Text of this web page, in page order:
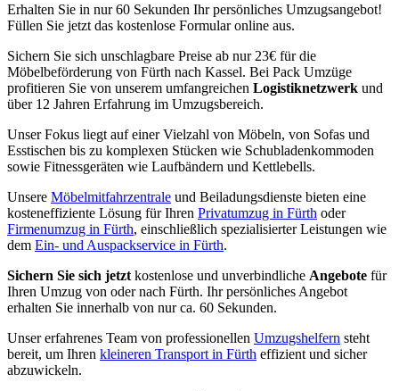
Erhalten Sie in nur 60 Sekunden Ihr persönliches Umzugsangebot!
Füllen Sie jetzt das kostenlose Formular online aus.
Sichern Sie sich unschlagbare Preise ab nur 23€ für die
Möbelbeförderung von Fürth nach Kassel. Bei Pack Umzüge
profitieren Sie von unserem umfangreichen Logistiknetzwerk und
über 12 Jahren Erfahrung im Umzugsbereich.
Unser Fokus liegt auf einer Vielzahl von Möbeln, von Sofas und
Esstischen bis zu komplexen Stücken wie Schubladenkommoden
sowie Fitnessgeräten wie Laufbändern und Kettlebells.
Unsere Möbelmitfahrzentrale und Beiladungsdienste bieten eine
kosteneffiziente Lösung für Ihren Privatumzug in Fürth oder
Firmenumzug in Fürth, einschließlich spezialisierter Leistungen wie
dem Ein- und Auspackservice in Fürth.
Sichern Sie sich jetzt kostenlose und unverbindliche Angebote für
Ihren Umzug von oder nach Fürth. Ihr persönliches Angebot
erhalten Sie innerhalb von nur ca. 60 Sekunden.
Unser erfahrenes Team von professionellen Umzugshelfern steht
bereit, um Ihren kleineren Transport in Fürth effizient und sicher
abzuwickeln.